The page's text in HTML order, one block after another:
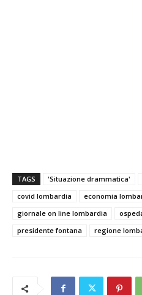
TAGS 'Situazione drammatica'
covid lombardia
economia
giornale on line lombardia
presidente fontana
regione